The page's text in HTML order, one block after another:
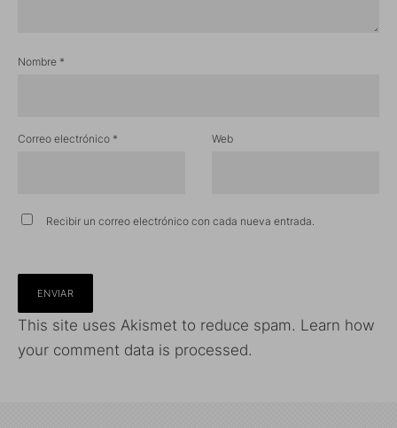
Nombre *
Correo electrónico * Web
Recibir un correo electrónico con cada nueva entrada.
This site uses Akismet to reduce spam. Learn how
your comment data is processed.